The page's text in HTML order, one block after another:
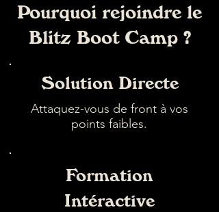
Pourquoi rejoindre le
Blitz Boot Camp ?
Solution Directe
Attaquez-vous de front à vos
points faibles.
Formation
Intéractive